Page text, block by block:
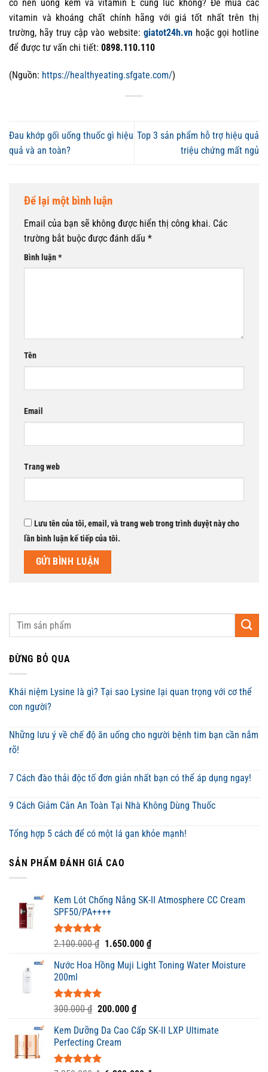
có nên uống kẽm và vitamin E cùng lúc không? Để mua các
vitamin và khoáng chất chính hãng với giá tốt nhất trên thị
trường, hãy truy cập vào website: giatot24h.vn hoặc gọi hotline
để được tư vấn chi tiết: 0898.110.110
(Nguồn: https://healthyeating.sfgate.com/)
Đau khớp gối uống thuốc gì hiệu
quả và an toàn?
Top 3 sản phẩm hỗ trợ hiệu quả
triệu chứng mất ngủ
Để lại một bình luận
Email của bạn sẽ không được hiển thị công khai. Các
trường bắt buộc được đánh dấu *
Bình luận*
Tên
Email
Trang web
Lưu tên của tôi, email, và trang web trong trình duyệt này cho
lần bình luận kế tiếp của tôi.
ĐỪNG BỎ QUA
Khái niệm Lysine là gì? Tại sao Lysine lại quan trọng với cơ thể
con người?
Những lưu ý về chế độ ăn uống cho người bệnh tim bạn cần nắm
rõ!
7 Cách đào thải độc tố đơn giản nhất bạn có thể áp dụng ngay!
9 Cách Giảm Cân An Toàn Tại Nhà Không Dùng Thuốc
Tổng hợp 5 cách để có một lá gan khỏe mạnh!
SẢN PHẨM ĐÁNH GIÁ CAO
Kem Lót Chống Nắng SK-II Atmosphere CC Cream
SPF50/PA++++
Được xếp
5 sao
2.100.000₫ Giá
là:
1.650.000 ₫Giá
tại
Nước Hoa Hồng Muji Light Toning Water Moisture
200ml
Được xếp
5.00
5 sao
300.000₫ Giá
là:
300.000 ₫.
200.000 ₫Giá
tại
Kem Dưỡng Da Cao Cấp SK-II LXP Ultimate
Perfecting Cream